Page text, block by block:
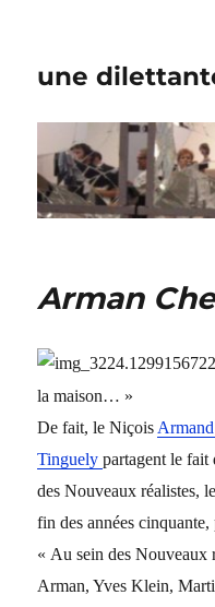
une
Arman
la maison… »
De fait, le Niçois
Tinguelypartagent le fait
des Nouveaux réalistes,
fin des années cinquante,
« Au sein des Nouveaux
Arman, Yves Klein,